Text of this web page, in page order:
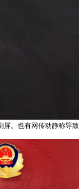
屏。也有网传动静称导致